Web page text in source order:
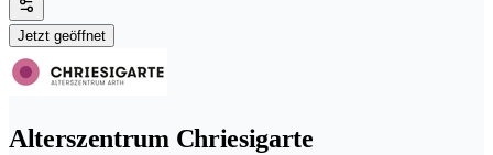
Jetzt geöffnet
Alterszentrum Chriesigarte